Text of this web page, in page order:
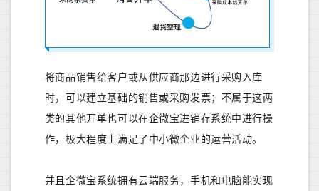
将商品销售给客户或从供应商那边进行采购入库
时，可以建立基础的销售或采购发票；不属于这两
类的其他开单也可以在企微宝进销存系统中进行操
作，极大程度上满足了中小微企业的运营活动。
并且企微宝系统拥有云端服务，手机和电脑能实现